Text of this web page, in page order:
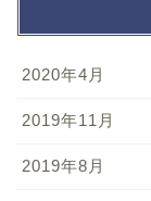
2020年4月
2019年11月
2019年8月